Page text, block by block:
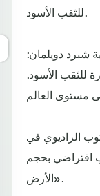
للثقب الأسود.
شبرد دويلمان:
للثقب الأسود.
الراديوي في
افتراضي بحجم
الأرض».